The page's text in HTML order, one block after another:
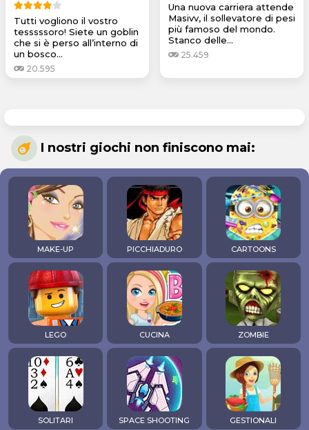
Tutti vogliono il vostro
tesssssoro! Siete un goblin
che si è perso all’interno di
un bosco...
20.595
Una nuova carriera attende
Masivv, il sollevatore di pesi
più famoso del mondo.
Stanco delle...
25.459
I nostri giochi non finiscono mai:
MAKE-UP PICCHIADURO CARTOONS
LEGO CUCINA ZOMBIE
SOLITARI SPACE SHOOTING GESTIONALI